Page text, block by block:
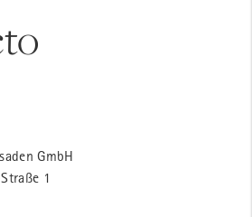
GmbH
1